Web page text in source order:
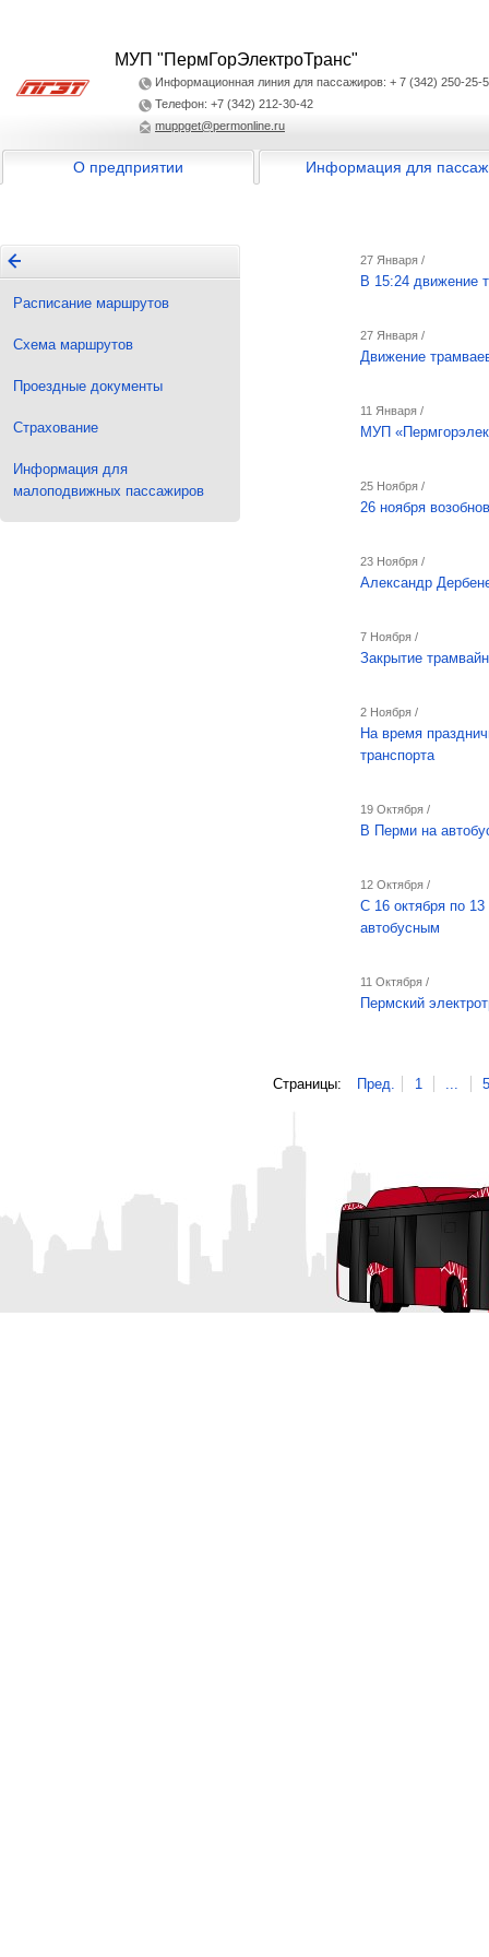
МУП "ПермГорЭлектроТранс"
Информационная линия для пассажиров: + 7 (342) 250-25-
Телефон: +7 (342) 212-30-42
muppget@permonline.ru
О предприятии Информация для
Расписание маршрутов
Схема маршрутов
Проездные документы
Страхование
Информация для
малоподвижных пассажиров
27 Января /
В 15:24 движение
27 Января /
Движение
11 Января /
МУП
25 Ноября /
26 ноября
23 Ноября /
Александр
7 Ноября /
Закрытие
2 Ноября /
На время
транспорта
19 Октября /
В Перми на
12 Октября /
С 16 октября по
автобусным
11 Октября /
Пермский
Страницы: Пред. 1